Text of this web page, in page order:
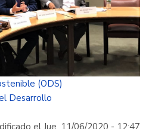
(ODS)
Desarrollo